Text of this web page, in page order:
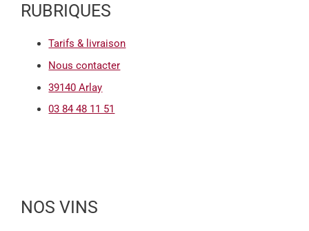
RUBRIQUES
Tarifs & livraison
Nous contacter
39140 Arlay
03 84 48 11 51
NOS VINS